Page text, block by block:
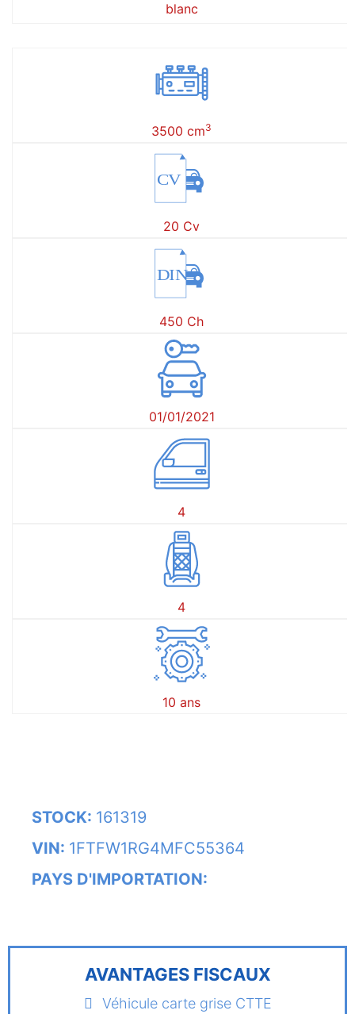
blanc
3500 cm3
CV
20 Cv
DIN
450 Ch
01/01/2021
4
4
10 ans
STOCK: 161319
VIN: 1FTFW1RG4MFC55364
PAYS D'IMPORTATION:
AVANTAGES FISCAUX
Véhicule carte grise CTTE